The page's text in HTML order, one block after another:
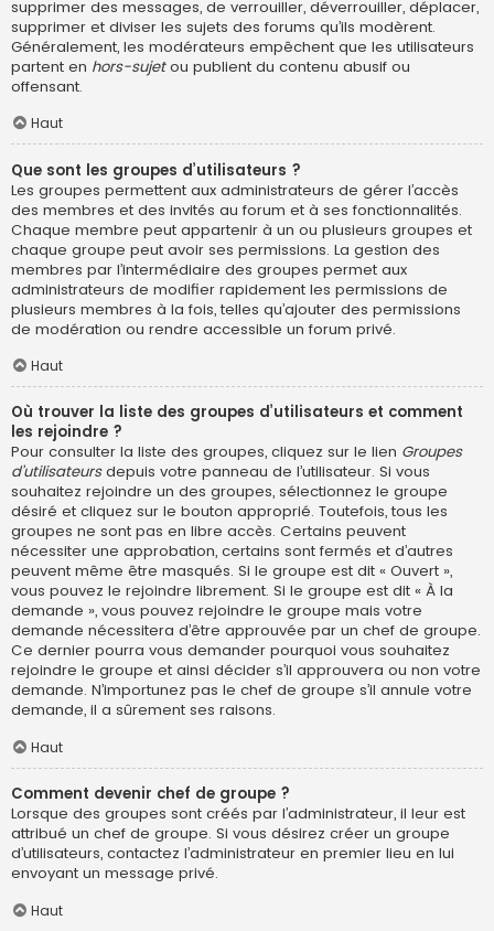
supprimer des messages, de verrouiller, déverrouiller, déplacer,
supprimer et diviser les sujets des forums qu’ils modèrent.
Généralement, les modérateurs empêchent que les utilisateurs
partent en hors-sujetou publient du contenu abusif ou
offensant.
Haut
Que sont les groupes d’utilisateurs ?
Les groupes permettent aux administrateurs de gérer l’accès
des membres et des invités au forum et à ses fonctionnalités.
Chaque membre peut appartenir à un ou plusieurs groupes et
chaque groupe peut avoir ses permissions. La gestion des
membres par l’intermédiaire des groupes permet aux
administrateurs de modifier rapidement les permissions de
plusieurs membres à la fois, telles qu’ajouter des permissions
de modération ou rendre accessible un forum privé.
Haut
Où trouver la liste des groupes d’utilisateurs et comment
les rejoindre ?
Pour consulter la liste des groupes, cliquez sur le lien Groupes
d’utilisateursdepuis votre panneau de l’utilisateur. Si vous
souhaitez rejoindre un des groupes, sélectionnez le groupe
désiré et cliquez sur le bouton approprié. Toutefois, tous les
groupes ne sont pas en libre accès. Certains peuvent
nécessiter une approbation, certains sont fermés et d’autres
peuvent même être masqués. Si le groupe est dit « Ouvert »,
vous pouvez le rejoindre librement. Si le groupe est dit « À la
demande », vous pouvez rejoindre le groupe mais votre
demande nécessitera d’être approuvée par un chef de groupe.
Ce dernier pourra vous demander pourquoi vous souhaitez
rejoindre le groupe et ainsi décider s’il approuvera ou non votre
demande. N’importunez pas le chef de groupe s’il annule votre
demande, il a sûrement ses raisons.
Haut
Comment devenir chef de groupe ?
Lorsque des groupes sont créés par l’administrateur, il leur est
attribué un chef de groupe. Si vous désirez créer un groupe
d’utilisateurs, contactez l’administrateur en premier lieu en lui
envoyant un message privé.
Haut